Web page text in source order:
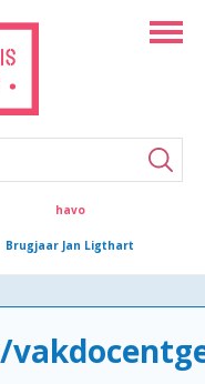
havo
Brugjaar Jan Ligthart